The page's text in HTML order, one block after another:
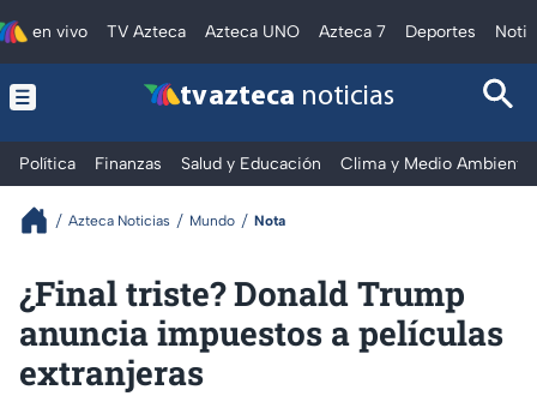
en vivo TV Azteca Azteca UNO Azteca 7 Deportes
tv azteca noticias
Política Finanzas Salud y Educación Clima y Medio Ambiente
Azteca Noticias Mundo Nota
¿Final triste? Donald Trump
anuncia impuestos a películas
extranjeras